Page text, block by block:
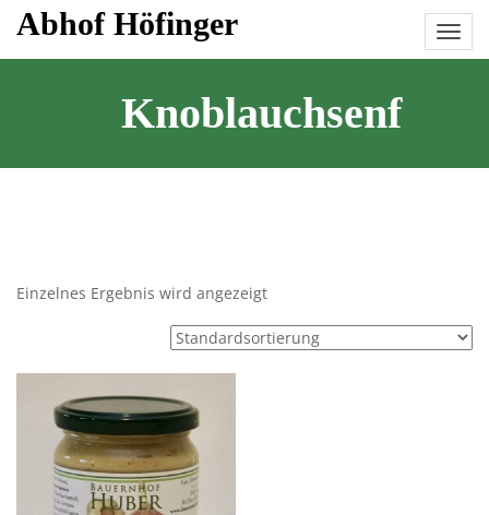
SkipAbhof Höfinger
Knoblauchsenf
Einzelnes Ergebnis wird angezeigt